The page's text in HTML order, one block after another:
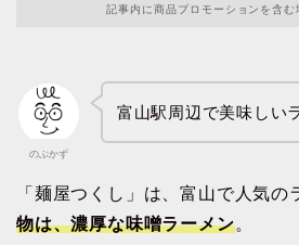
記事内に商品プロモーションを含む
のぶかず
富山駅周辺で美味しい
「麺屋つくし」は、富山で人気の
物は、濃厚な味噌ラーメン。